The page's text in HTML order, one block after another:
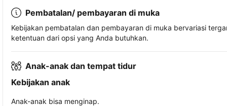
Pembatalan/ pembayaran di muka
Kebijakan pembatalan dan pembayaran di muka bervariasi
ketentuan dari opsi yang Anda butuhkan.
Anak-anak dan tempat tidur
Kebijakan anak
Anak-anak bisa menginap.